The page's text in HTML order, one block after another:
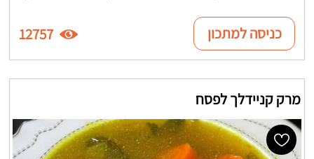
כניסה למתכון 12757
מרק קניידלך לפסח